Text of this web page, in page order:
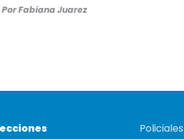
PorFabiana Juarez
Policiales